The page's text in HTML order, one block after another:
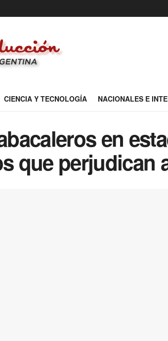
CIENCIA Y TECNOLOGÍA NACIONALES E
en
que perjudican